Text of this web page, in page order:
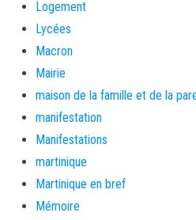
Logement
Lycées
Macron
Mairie
maison de la famille et de la
manifestation
Manifestations
martinique
Martinique en bref
Mémoire